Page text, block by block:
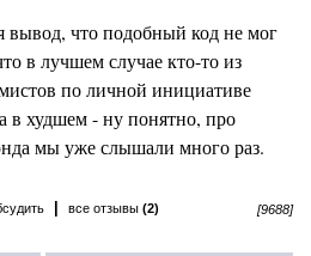
вывод, что подобный код не мог
в лучшем случае кто-то из
по личной инициативе
в худшем - ну понятно, про
мы уже слышали много раз.
все отзывы (2)
[9688]